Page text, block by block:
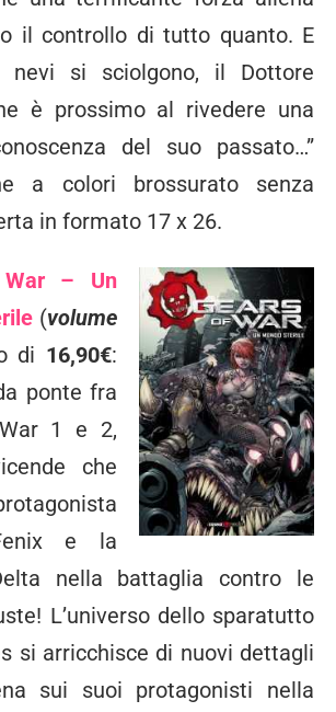
il controllo di tutto quanto. E
nevi si sciolgono, il Dottore
è prossimo al rivedere una
del suo passato…”
a colori brossurato senza
in formato 17 x 26.
– Un
(volume
di 16,90€:
ponte fra
1 e 2,
che
e la
nella battaglia contro le
L’universo dello sparatutto
si arricchisce di nuovi dettagli
sui suoi protagonisti nella